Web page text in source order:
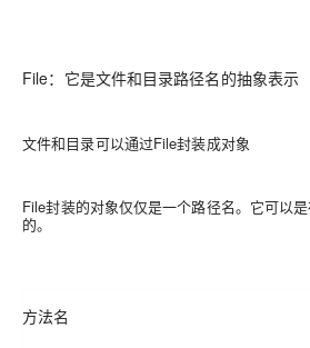
File：它是文件和目录路径名的抽象表示
文件和目录可以通过File封装成对象
File封装的对象仅仅是一个路径名。它可以
的。
方法名